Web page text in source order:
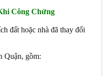
Công Chứng
đất hoặc nhà đã thay đổi
Quận, gồm: